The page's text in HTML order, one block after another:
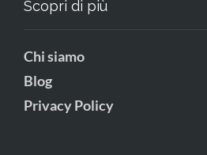
Scopri di più
Chi siamo
Blog
Privacy Policy